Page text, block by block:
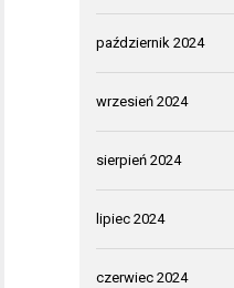
październik 2024
wrzesień 2024
sierpień 2024
lipiec 2024
czerwiec 2024